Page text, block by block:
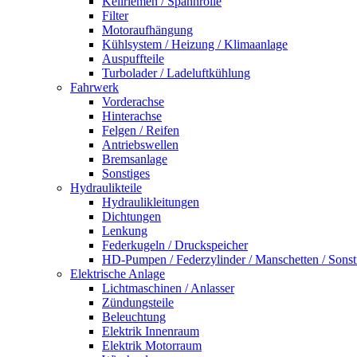
Filter
Motoraufhängung
Kühlsystem / Heizung / Klimaanlage
Auspuffteile
Turbolader / Ladeluftkühlung
Fahrwerk
Vorderachse
Hinterachse
Felgen / Reifen
Antriebswellen
Bremsanlage
Sonstiges
Hydraulikteile
Hydraulikleitungen
Dichtungen
Lenkung
Federkugeln / Druckspeicher
HD-Pumpen / Federzylinder / Manschetten /
Elektrische Anlage
Lichtmaschinen / Anlasser
Zündungsteile
Beleuchtung
Elektrik Innenraum
Elektrik Motorraum